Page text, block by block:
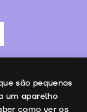
são pequenos
um aparelho
como ver os